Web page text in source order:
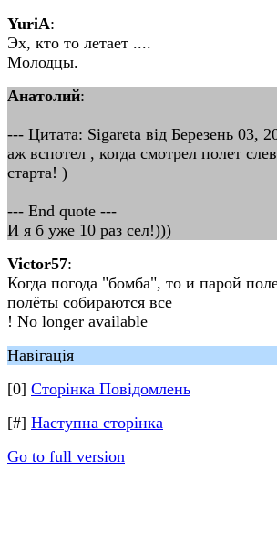
YuriA:
Эх, кто то летает ....
Молодцы.
Анатолий:
--- Цитата: Sigareta від Березень 03,
аж вспотел , когда смотрел полет
старта! )
--- End quote ---
И я б уже 10 раз сел!)))
Victor57:
Когда погода "бомба", то и парой
полёты собираются все
! No longer available
Навігація
[0] Сторінка Повідомлень
[#] Наступна сторінка
Go to full version